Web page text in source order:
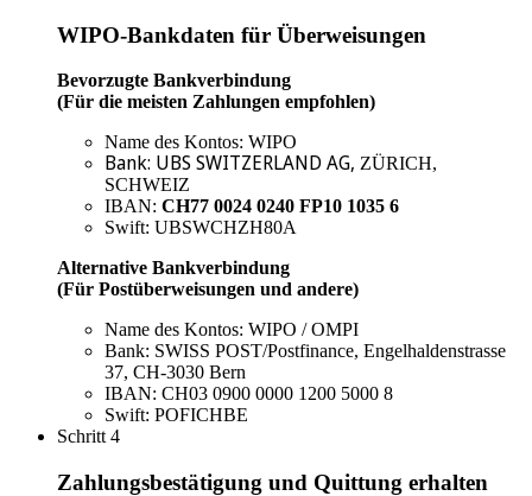
WIPO-Bankdaten für Überweisungen
Bevorzugte Bankverbindung
(Für die meisten Zahlungen empfohlen)
Name des Kontos: WIPO
Bank: UBS SWITZERLAND AG, ZÜRICH,
SCHWEIZ
IBAN: CH77 0024 0240 FP10 1035 6
Swift: UBSWCHZH80A
Alternative Bankverbindung
(Für Postüberweisungen und andere)
Name des Kontos: WIPO / OMPI
Bank: SWISS POST/Postfinance, Engelhaldenstrasse
37, CH-3030 Bern
IBAN: CH03 0900 0000 1200 5000 8
Swift: POFICHBE
Schritt 4
Zahlungsbestätigung und Quittung erhalten